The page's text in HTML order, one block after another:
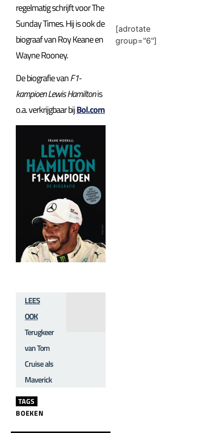
regelmatig schrijft voor The
Sunday Times. Hij is ook de
biograaf van Roy Keane en
Wayne Rooney.
De biografie vanF1-
kampioen Lewis Hamiltonis
o.a. verkrijgbaar bijBol.com
LEES
OOK
Terugkeer
van Tom
Cruise als
Maverick
TAGS
BOEKEN
[adrotate
group="6"]